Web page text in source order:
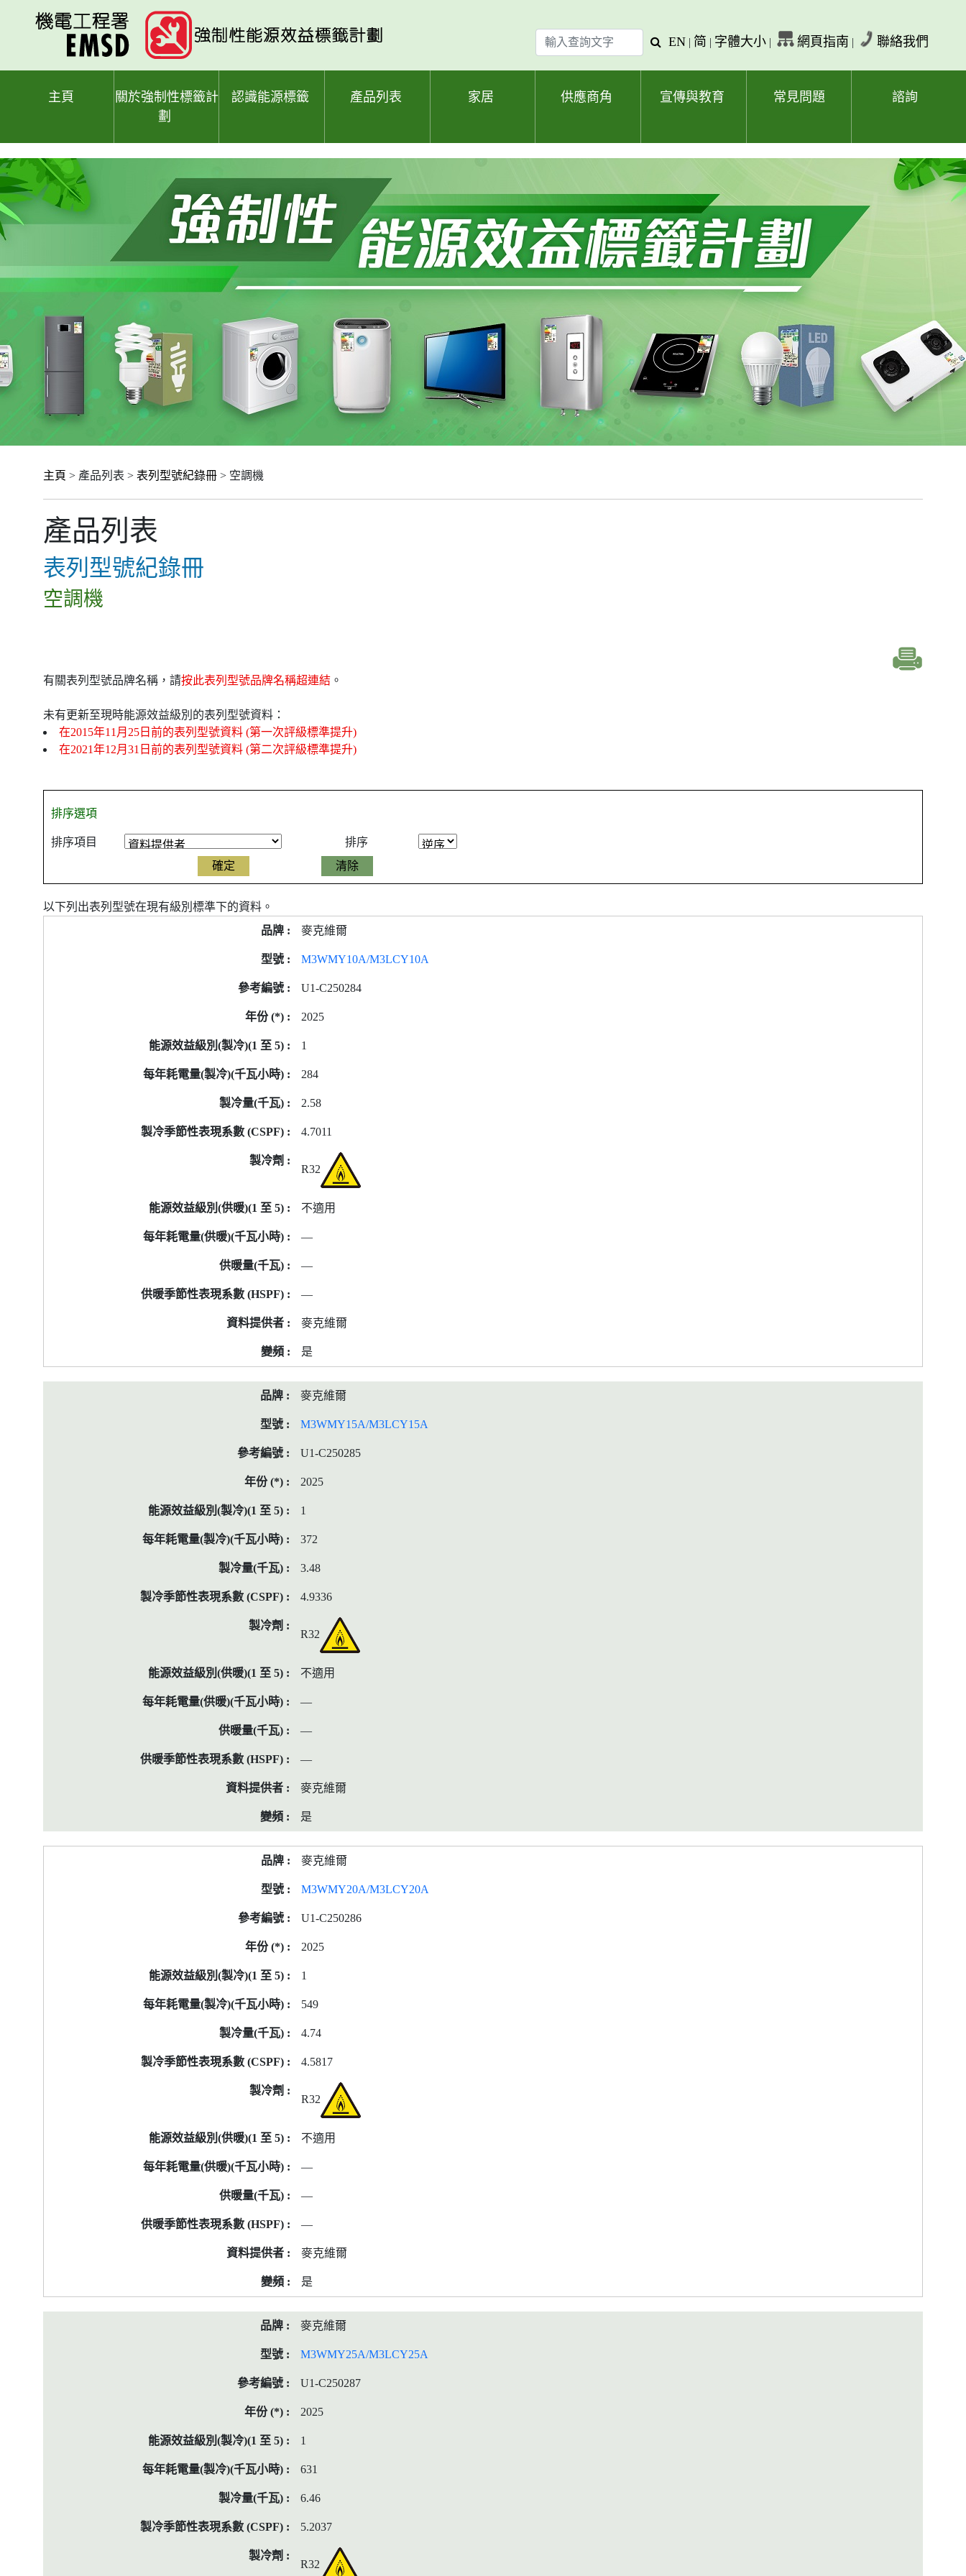
輸
入
查
查
字
EN | 简 | 字體大小 | 網頁指南 | 聯絡我們
主頁
關於強制性標籤計
劃
認識能源標籤 產品列表 家居 供應商角 宣傳與教育 常見問題 諮詢
主頁 > 產品列表 > 表列型號紀錄冊 > 空調機
產品列表
表列型號紀錄冊
空調機
有關表列型號品牌名稱，請按此表列型號品牌名稱超連結 。
未有更新至現時能源效益級別的表列型號資料：
在2015年11月25日前的表列型號資料 (第一次評級標準提升)
在2021年12月31日前的表列型號資料 (第二次評級標準提升)
排序選項
排序項目 排序
以下列出表列型號在現有級別標準下的資料。
麥克維爾
M3WMY10A/M3LCY10A
U1-C250284
2025
1
284
2.58
4.7011
R32
不適用
—
—
—
麥克維爾
是
麥克維爾
M3WMY15A/M3LCY15A
U1-C250285
2025
1
372
3.48
4.9336
R32
不適用
—
—
—
麥克維爾
是
麥克維爾
M3WMY20A/M3LCY20A
U1-C250286
2025
1
549
4.74
4.5817
R32
不適用
—
—
—
麥克維爾
是
麥克維爾
M3WMY25A/M3LCY25A
U1-C250287
2025
1
631
6.46
5.2037
R32